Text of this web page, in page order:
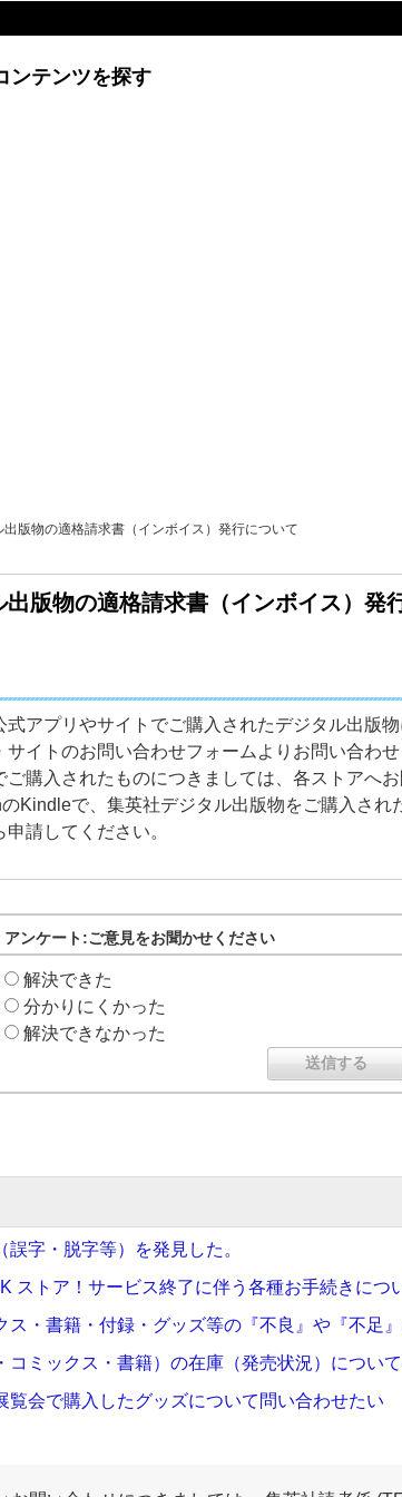
ンテンツを探す
出版物の適格請求書（インボイス）発行について
出版物の適格請求書（インボイス）発
式アプリやサイトでご購入されたデジタル出版物
サイトのお問い合わせフォームよりお問い合わせ
ご購入されたものにつきましては、各ストアへお
Kindleで、集英社デジタル出版物をご購入され
申請してください。
アンケート:ご意見をお聞かせください
解決できた
分かりにくかった
解決できなかった
誤字・脱字等）を発見した。
ストア！サービス終了に伴う各種お手続きにつ
ス・書籍・付録・グッズ等の『不良』や『不足
コミックス・書籍）の在庫（発売状況）につい
覧会で購入したグッズについて問い合わせたい